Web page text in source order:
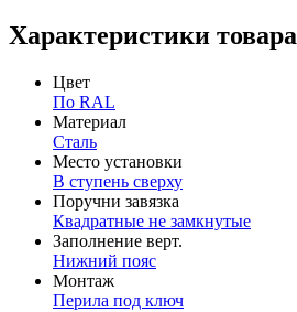
Характеристики товара
Цвет
По RAL
Материал
Сталь
Место установки
В ступень сверху
Поручни завязка
Квадратные не замкнутые
Заполнение верт.
Нижний пояс
Монтаж
Перила под ключ